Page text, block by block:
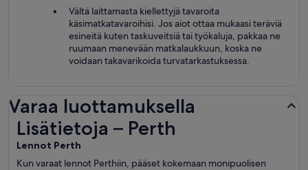
Vältä laittamasta kiellettyjä tavaroita
käsimatkatavaroihisi. Jos aiot ottaa mukaasi teräviä
esineitä kuten taskuveitsiä tai työkaluja, pakkaa ne
ruumaan menevään matkalaukkuun, koska ne
voidaan takavarikoida turvatarkastuksessa.
Varaa luottamuksella
Lisätietoja – Perth
Lennot Perth
Kun varaat lennot Perthiin, pääset kokemaan monipuolisen
Lisätietoja – Perth